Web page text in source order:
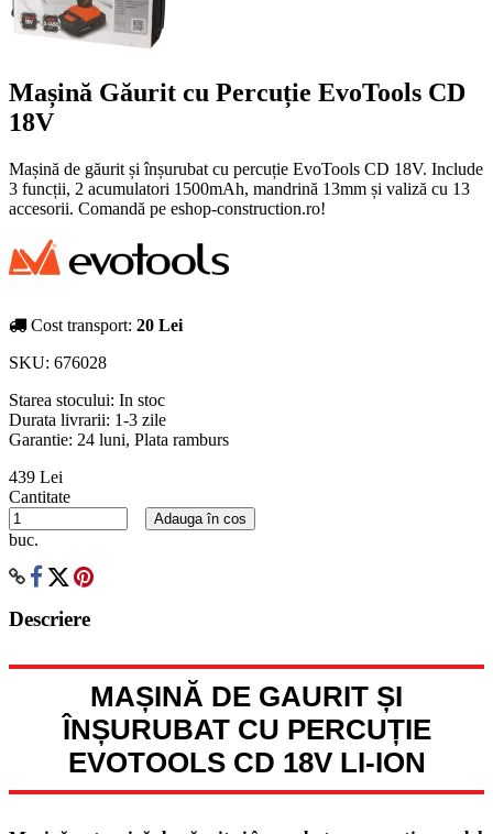
Mașină Găurit cu Percuție EvoTools CD
18V
Mașină de găurit și înșurubat cu percuție EvoTools CD 18V. Include
3 funcții, 2 acumulatori 1500mAh, mandrină 13mm și valiză cu 13
accesorii. Comandă pe eshop-construction.ro!
Cost transport: 20 Lei
SKU: 676028
Starea stocului: In stoc
Durata livrarii: 1-3 zile
Garantie: 24 luni, Plata ramburs
439 Lei
Cantitate
buc.
Adauga în cos
Descriere
MAȘINĂ DE GAURIT ȘI
ÎNȘURUBAT CU PERCUȚIE
EVOTOOLS CD 18V LI-ION